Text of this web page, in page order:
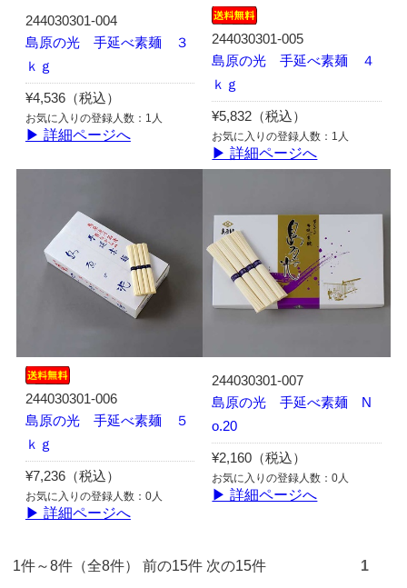
244030301-004
島原の光 手延べ素麺 ３
ｋｇ
¥4,536（税込）
お気に入りの登録人数：1人
▶ 詳細ページへ
244030301-005
島原の光 手延べ素麺 ４
ｋｇ
¥5,832（税込）
お気に入りの登録人数：1人
▶ 詳細ページへ
244030301-006
島原の光 手延べ素麺 ５
ｋｇ
¥7,236（税込）
お気に入りの登録人数：0人
▶ 詳細ページへ
244030301-007
島原の光 手延べ素麺 N
o.20
¥2,160（税込）
お気に入りの登録人数：0人
▶ 詳細ページへ
1件～8件（全8件） 前の15件 次の15件 1